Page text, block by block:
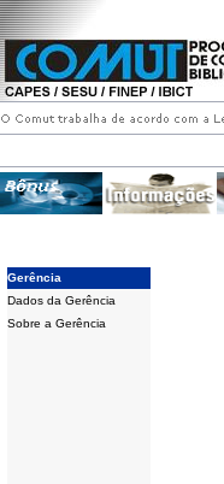
Gerência
Dados da Gerência
Sobre a Gerência